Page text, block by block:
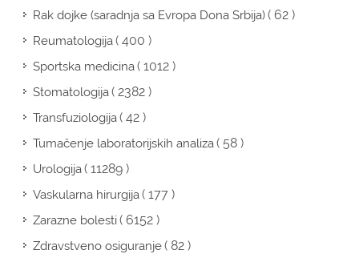
Rak dojke (saradnja sa Evropa Dona Srbija)( 62 )
Reumatologija( 400 )
Sportska medicina( 1012 )
Stomatologija( 2382 )
Transfuziologija( 42 )
Tumačenje laboratorijskih analiza( 58 )
Urologija( 11289 )
Vaskularna hirurgija( 177 )
Zarazne bolesti( 6152 )
Zdravstveno osiguranje( 82 )